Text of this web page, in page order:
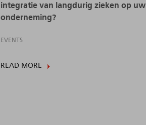
integratie van langdurig zieken op uw
onderneming?
EVENTS
READ MORE